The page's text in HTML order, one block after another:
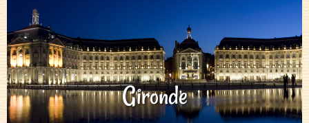
Gironde